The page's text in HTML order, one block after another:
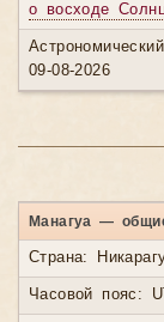
о восходе
09-08-2026
Манагуа —
Страна:
Часовой пояс: